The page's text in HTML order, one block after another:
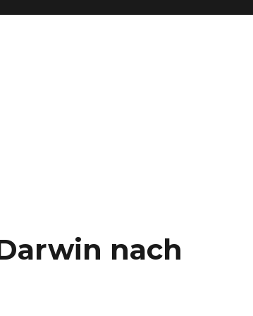
nach